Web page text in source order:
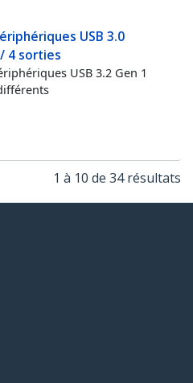
USB 3.0
4 sorties
USB 3.2 Gen 1
1 à 10 de 34 résultats